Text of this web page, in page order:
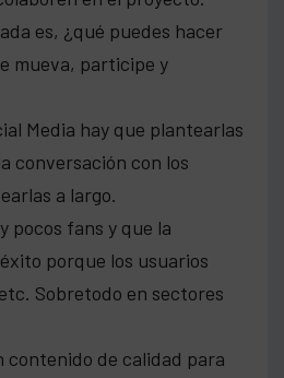
es, ¿qué puedes hacer
mueva, participe y
Media hay que plantearlas
conversación con los
a largo.
pocos fans y que la
porque los usuarios
Sobretodo en sectores
de calidad para